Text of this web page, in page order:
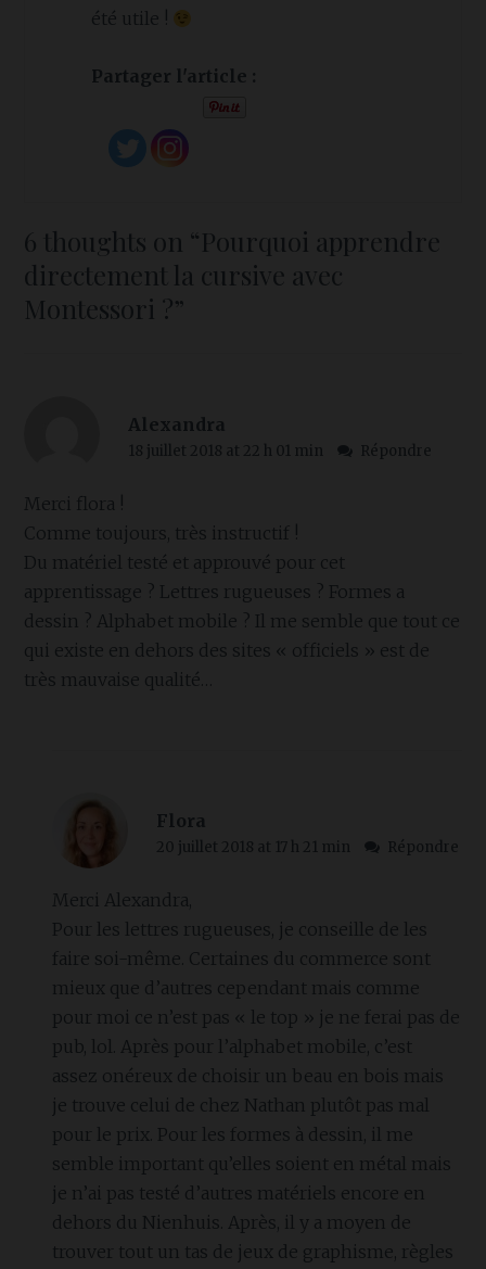
été utile !
Partager l'article :
6 thoughts on “Pourquoi apprendre
directement la cursive avec
Montessori ?”
Alexandra
18 juillet 2018 at 22 h 01 min Répondre
Merci flora !
Comme toujours, très instructif !
Du matériel testé et approuvé pour cet
apprentissage ? Lettres rugueuses ? Formes a
dessin ? Alphabet mobile ? Il me semble que tout ce
qui existe en dehors des sites « officiels » est de
très mauvaise qualité…
Flora
20 juillet 2018 at 17 h 21 min Répondre
Merci Alexandra,
Pour les lettres rugueuses, je conseille de les
faire soi-même. Certaines du commerce sont
mieux que d’autres cependant mais comme
pour moi ce n’est pas « le top » je ne ferai pas de
pub, lol. Après pour l’alphabet mobile, c’est
assez onéreux de choisir un beau en bois mais
je trouve celui de chez Nathan plutôt pas mal
pour le prix. Pour les formes à dessin, il me
semble important qu’elles soient en métal mais
je n’ai pas testé d’autres matériels encore en
dehors du Nienhuis. Après, il y a moyen de
trouver tout un tas de jeux de graphisme, règles